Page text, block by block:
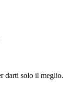
darti solo il meglio.